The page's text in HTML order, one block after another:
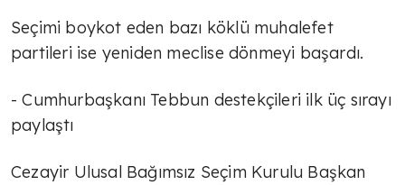
Seçimi boykot eden bazı köklü muhalefet
partileri ise yeniden meclise dönmeyi başardı.
- Cumhurbaşkanı Tebbun destekçileri ilk üç sırayı
paylaştı
Cezayir Ulusal Bağımsız Seçim Kurulu Başkan